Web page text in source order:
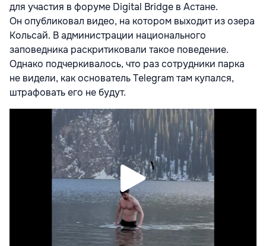
для участия в форуме Digital Bridge в Астане.
Он опубликовал видео, на котором выходит из озера
Кольсай. В администрации национального
заповедника раскритиковали такое поведение.
Однако подчеркивалось, что раз сотрудники парка
не видели, как основатель Telegram там купался,
штрафовать его не будут.